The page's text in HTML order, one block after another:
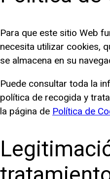
Para que este sitio Web
necesita utilizar cookies,
se almacena en su
Puede consultar toda la
política de recogida y
la página de Política de